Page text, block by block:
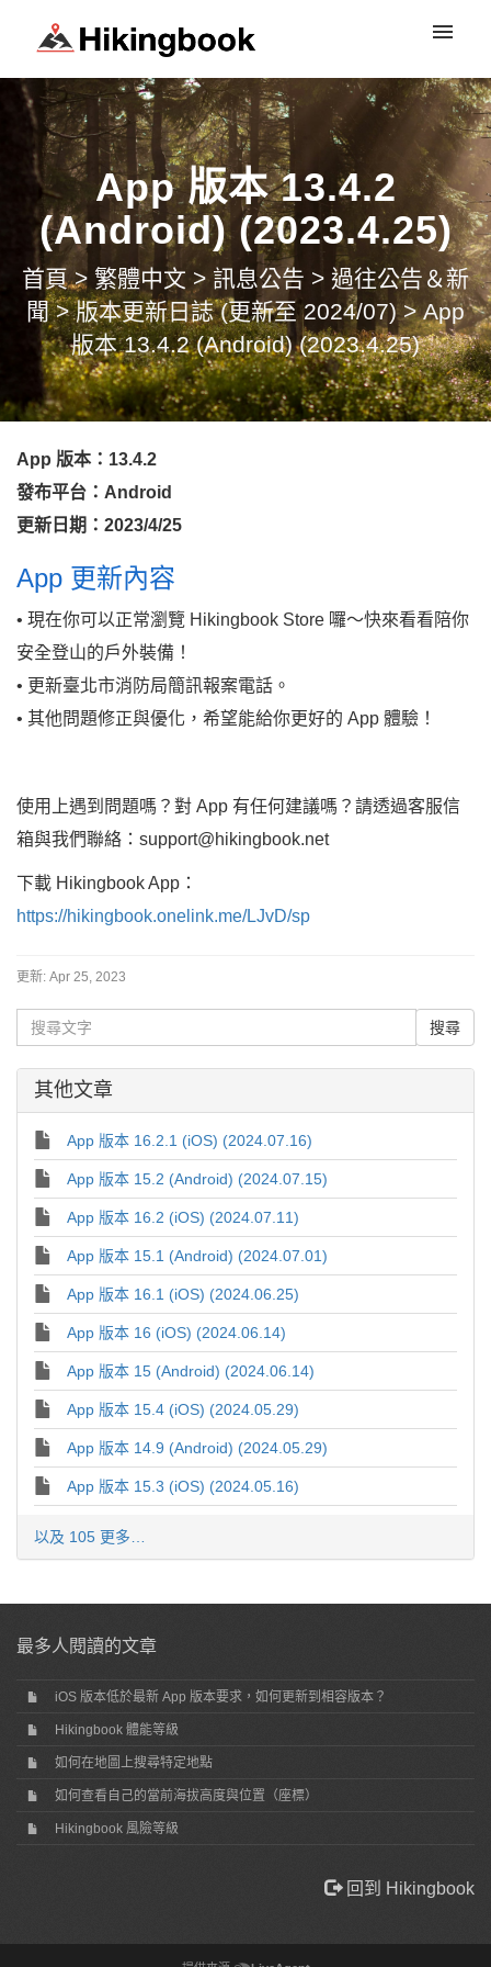
登入
App 版本 13.4.2
(Android) (2023.4.25)
首頁 > 繁體中文 > 訊息公告 > 過往公告＆新
聞 > 版本更新日誌 (更新至 2024/07) > App
版本 13.4.2 (Android) (2023.4.25)
App 版本：13.4.2
發布平台：Android
更新日期：2023/4/25
App 更新內容
• 現在你可以正常瀏覽 Hikingbook Store 囉～快來看看陪你
安全登山的戶外裝備！
• 更新臺北市消防局簡訊報案電話。
• 其他問題修正與優化，希望能給你更好的 App 體驗！
使用上遇到問題嗎？對 App 有任何建議嗎？請透過客服信
箱與我們聯絡：support@hikingbook.net
下載 Hikingbook App：
https://hikingbook.onelink.me/LJvD/sp
更新: Apr 25, 2023
其他文章
App 版本 16.2.1 (iOS) (2024.07.16)
App 版本 15.2 (Android) (2024.07.15)
App 版本 16.2 (iOS) (2024.07.11)
App 版本 15.1 (Android) (2024.07.01)
App 版本 16.1 (iOS) (2024.06.25)
App 版本 16 (iOS) (2024.06.14)
App 版本 15 (Android) (2024.06.14)
App 版本 15.4 (iOS) (2024.05.29)
App 版本 14.9 (Android) (2024.05.29)
App 版本 15.3 (iOS) (2024.05.16)
以及 105 更多…
最多人閱讀的文章
iOS 版本低於最新 App 版本要求，如何更新到相容版本？
Hikingbook 體能等級
如何在地圖上搜尋特定地點
如何查看自己的當前海拔高度與位置（座標）
Hikingbook 風險等級
回到 Hikingbook